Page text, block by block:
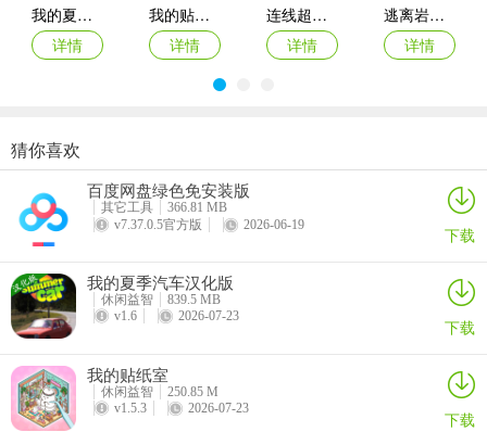
对峙2安卓怎么下
如果你想在安卓设备上玩对峙2，下面为你介绍下载方法。对峙2是一
款超刺激的动作射击游戏，能让你加入恐怖分子和特种部队的对战。
研究所等逼真的场景中，拿着心仪的枪械与敌人展开决斗。它有着超
逼真的物理环境建模和破坏效果，给你打造最真实激烈的战场。还有
死亡竞赛、拆除炸弹、军备竞赛、夺旗抢掠等多种玩法。想下载对峙2
安卓版，你可以先在手机的应用商店中搜索“对峙2”，若应用商店没
有，就通过正规游戏下载平台，比如官网等进行下载。下载安装好
验紧张刺激的对战。
我的夏季汽车汉化版
详情
我的贴纸室
详情
连线超解压(食材搭配连线)
详情
逃离岩浆游戏2026官方最新版本
详情
有手你也行2026最新版本
详情
他的树(黑白风解谜游戏)
详情
CS2开箱模拟器
卡通射击对决最新手机版
猜你喜欢
百度网盘绿色免安装版
其它工具
366.81 MB
v7.37.0.5官方版
2026-06-19 下载
我的夏季汽车汉化版
休闲益智
839.5 MB
v1.6
2026-07-23 下载
我的贴纸室
休闲益智
250.85 M
v1.5.3
2026-07-23 下载